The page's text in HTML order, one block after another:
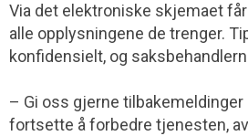
Via det elektroniske skjemaet
alle opplysningene de trenger.
konfidensielt, og
– Gi oss gjerne tilbakemeldinger
fortsette å forbedre tjenesten,